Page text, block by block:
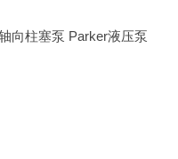
向柱塞泵 Parker液压泵